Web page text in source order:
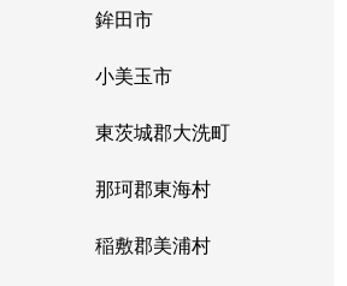
鉾田市
小美玉市
東茨城郡大洗町
那珂郡東海村
稲敷郡美浦村